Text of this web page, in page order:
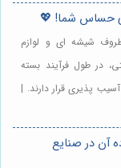
حساس شما! 💖
شیشه ای و لوازم
در طول فرآیند بسته
پذیری قرار دارند. |
آن در صنایع